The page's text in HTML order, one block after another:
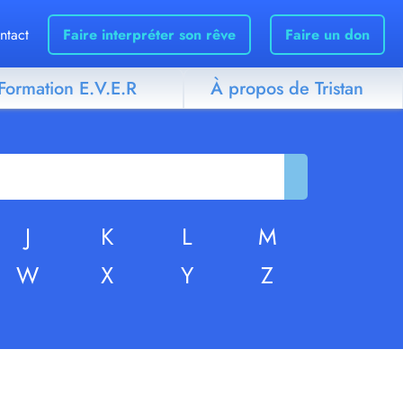
Faire interpréter son rêve Faire un don
E.V.E.R À propos de Tristan
J K L
M
W X Y Z